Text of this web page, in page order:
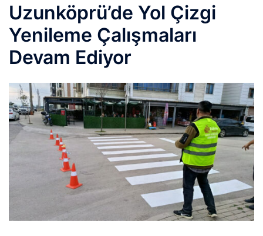
Uzunköprü’de Yol Çizgi
Yenileme Çalışmaları
Devam Ediyor